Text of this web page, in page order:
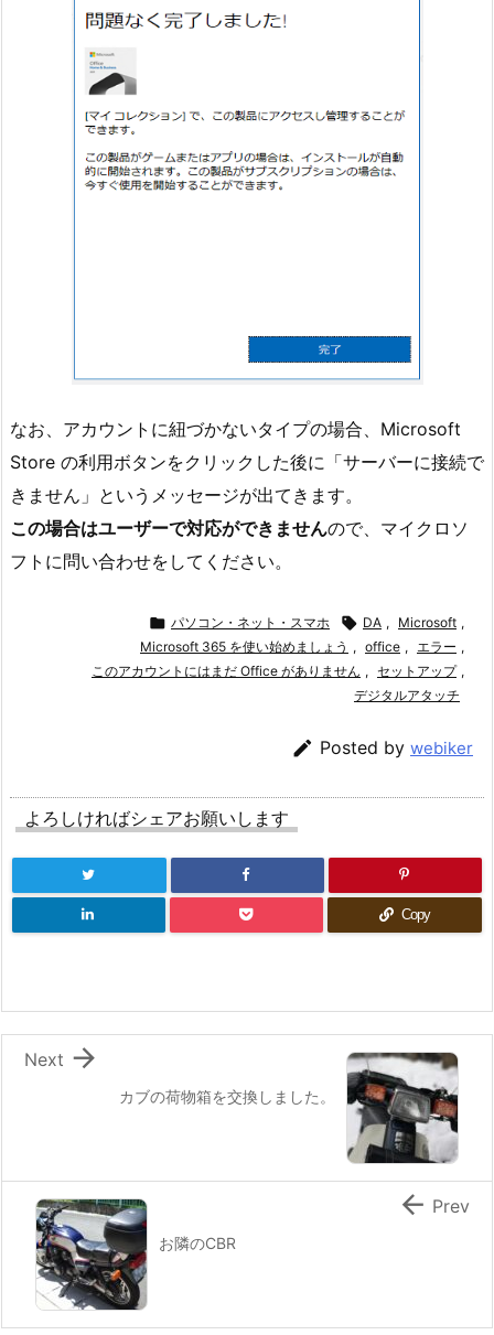
なお、アカウントに紐づかないタイプの場合、Microsoft
Store の利用ボタンをクリックした後に「サーバーに接続で
きません」というメッセージが出てきます。
この場合はユーザーで対応ができませんので、マイクロソ
フトに問い合わせをしてください。
 パソコン・ネット・スマホ  DA , Microsoft ,
Microsoft 365 を使い始めましょう , office , エラー ,
このアカウントにはまだ Office がありません , セットアップ ,
デジタルアタッチ
 Posted by webiker
よろしければシェアお願いします
Copy
カブの荷物箱を交換しました。

Next
お隣のCBR
 Prev